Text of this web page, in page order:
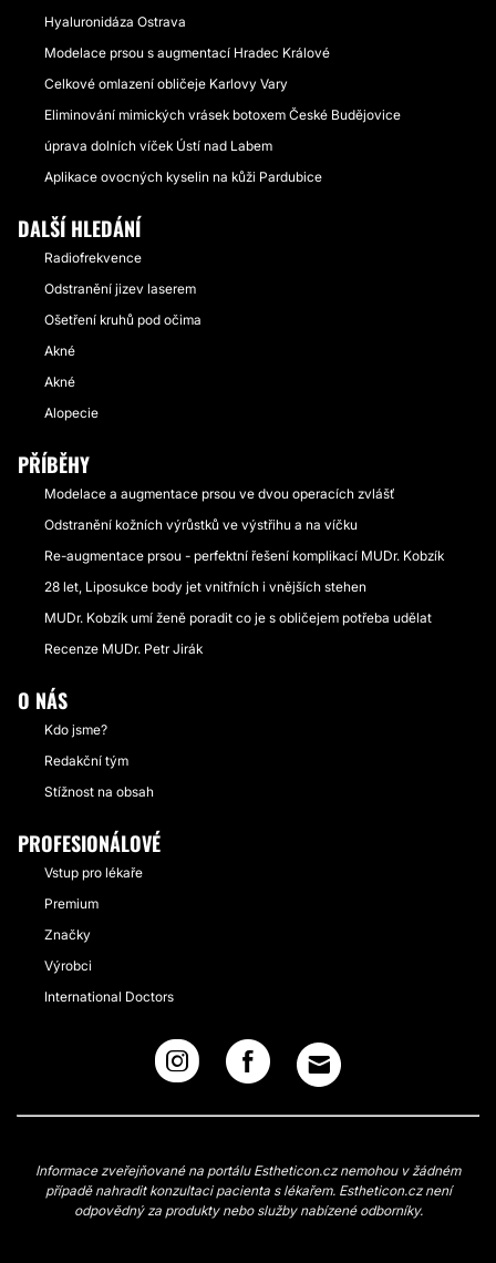
Hyaluronidáza Ostrava
Modelace prsou s augmentací Hradec Králové
Celkové omlazení obličeje Karlovy Vary
Eliminování mimických vrásek botoxem České Budějovice
úprava dolních víček Ústí nad Labem
Aplikace ovocných kyselin na kůži Pardubice
DALŠÍ HLEDÁNÍ
Radiofrekvence
Odstranění jizev laserem
Ošetření kruhů pod očima
Akné
Akné
Alopecie
PŘÍBĚHY
Modelace a augmentace prsou ve dvou operacích zvlášť
Odstranění kožních výrůstků ve výstřihu a na víčku
Re-augmentace prsou - perfektní řešení komplikací MUDr. Kobzík
28 let, Liposukce body jet vnitřních i vnějších stehen
MUDr. Kobzík umí ženě poradit co je s obličejem potřeba udělat
Recenze MUDr. Petr Jirák
O NÁS
Kdo jsme?
Redakční tým
Stížnost na obsah
PROFESIONÁLOVÉ
Vstup pro lékaře
Premium
Značky
Výrobci
International Doctors
Informace zveřejňované na portálu Estheticon.cz nemohou v žádném
případě nahradit konzultaci pacienta s lékařem. Estheticon.cz není
odpovědný za produkty nebo služby nabízené odborníky.